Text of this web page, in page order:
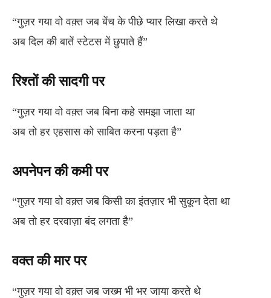
“गुज़र गया वो वक़्त जब बेंच के पीछे प्यार लिखा करते थे
अब दिल की बातें स्टेटस में छुपाते हैं”
रिश्तों की सादगी पर
“गुज़र गया वो वक़्त जब बिना कहे समझा जाता था
अब तो हर एहसास को साबित करना पड़ता है”
अपनेपन की कमी पर
“गुज़र गया वो वक़्त जब किसी का इंतज़ार भी सुकून देता था
अब तो हर दरवाज़ा बंद लगता है”
वक्त की मार पर
“गुज़र गया वो वक़्त जब जख्म भी भर जाया करते थे